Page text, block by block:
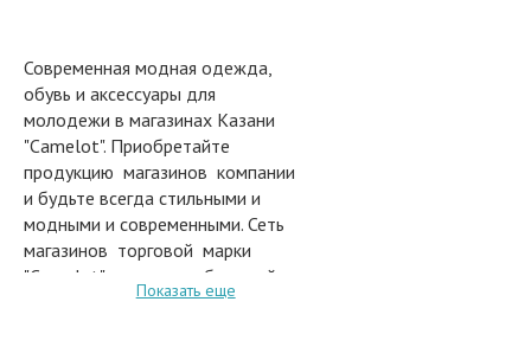
Современная модная одежда,
обувь и аксессуары для
молодежи в магазинах Казани
"Camelot". Приобретайте
продукцию магазинов компании
и будьте всегда стильными и
модными и современными. Сеть
магазинов торговой марки
"Camelot" пользуется большой
популярностью по всей России.
Показать еще